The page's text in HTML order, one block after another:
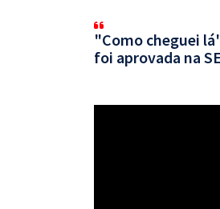
"Como cheguei
foi aprovada na